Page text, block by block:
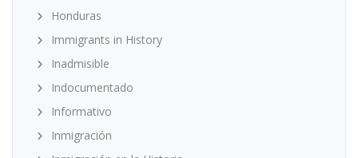
Honduras
Immigrants in History
Inadmisible
Indocumentado
Informativo
Inmigración